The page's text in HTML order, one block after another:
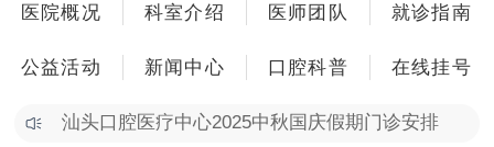
医院概况 科室介绍 医师团队 就诊指南
公益活动 新闻中心 口腔科普 在线挂号
汕头口腔医疗中心2025中秋国庆假期门诊安排